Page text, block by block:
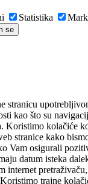
Statistika
se
stranicu
kao što su
Koristimo kolačiće
stranice kako
Vam osigurali
datum isteka
internet
trajne